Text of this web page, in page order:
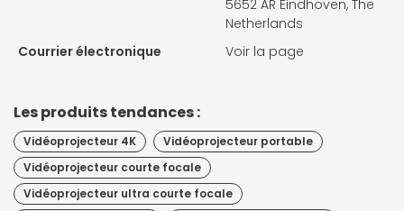
5652 AR Eindhoven, The
Netherlands
Courrier électronique
Voir la page
Les produits tendances :
Vidéoprojecteur 4K
Vidéoprojecteur portable
Vidéoprojecteur courte focale
Vidéoprojecteur ultra courte focale